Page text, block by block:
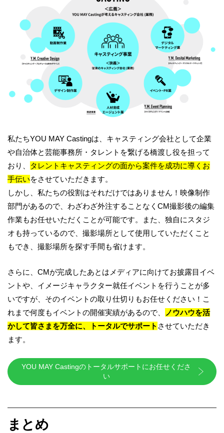
私たちYOU MAY Castingは、キャスティング会社として企業
や自治体と芸能事務所・タレントを繋げる橋渡し役を担って
おり、
タレントキャスティングの面から案件を成功に導くお
手伝いをさせていただきます。
しかし、私たちの役割はそれだけではありません！映像制作
部門があるので、わざわざ外注することなくCM撮影後の編集
作業もお任せいただくことが可能です。また、独自にスタジ
オも持っているので、撮影場所として使用していただくこと
もでき、撮影場所を探す手間も省けます。
さらに、CMが完成したあとはメディアに向けてお披露目イベ
ントや、イメージキャラクター就任イベントを行うことが多
いですが、そのイベントの取り仕切りもお任せください！こ
れまで何度もイベントの開催実績があるので、
ノウハウを活
かして皆さまを万全に、トータルでサポート させていただき
ます。
YOU MAY Castingのトータルサポートにお任せくださ
い
まとめ